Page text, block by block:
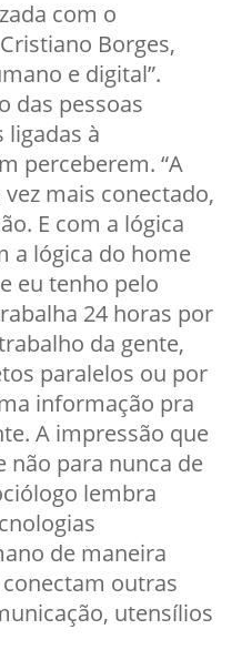
com o
Borges,
e digital”.
das pessoas
ligadas à
perceberem. “A
mais conectado,
E com a lógica
a lógica do home
eu tenho pelo
24 horas por
da gente,
paralelos ou por
informação pra
A impressão que
não para nunca de
lembra
de maneira
outras
utensílios